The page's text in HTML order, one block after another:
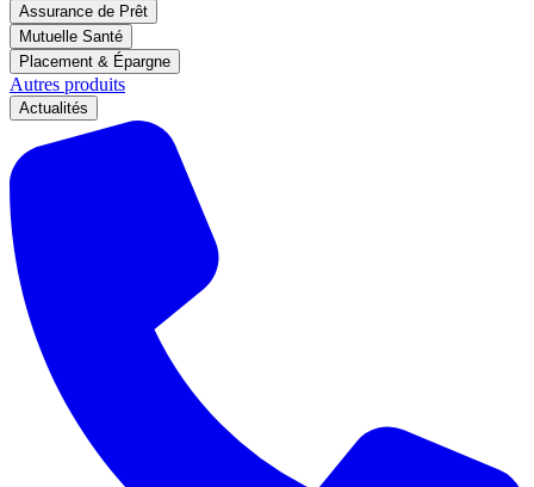
Assurance de Prêt
Mutuelle Santé
Placement & Épargne
Autres produits
Actualités